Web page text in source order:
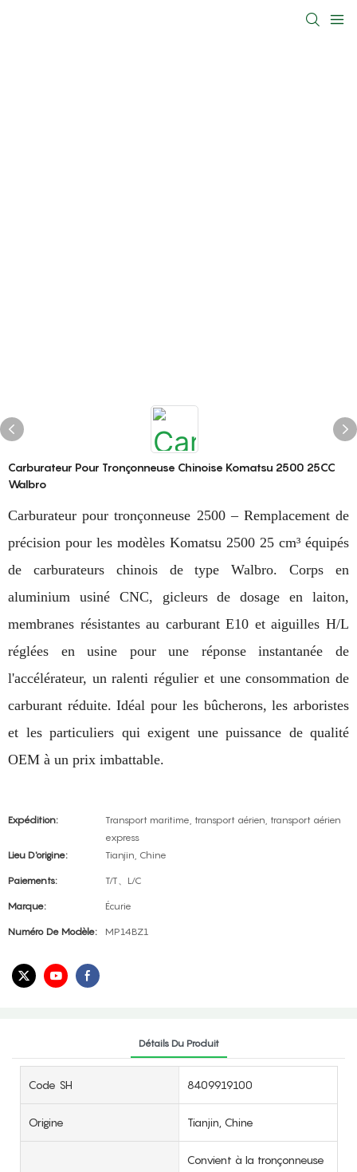
Carburateur Pour Tronçonneuse Chinoise Komatsu 2500 25CC
Walbro
Carburateur pour tronçonneuse 2500 – Remplacement de
précision pour les modèles Komatsu 2500 25 cm³ équipés
de carburateurs chinois de type Walbro. Corps en
aluminium usiné CNC, gicleurs de dosage en laiton,
membranes résistantes au carburant E10 et aiguilles H/L
réglées en usine pour une réponse instantanée de
l'accélérateur, un ralenti régulier et une consommation de
carburant réduite. Idéal pour les bûcherons, les arboristes
et les particuliers qui exigent une puissance de qualité
OEM à un prix imbattable.
Expédition:
Transport maritime, transport aérien, transport aérien
express
Lieu D'origine:
Tianjin, Chine
Paiements: T/T、L/C
Marque: Écurie
Numéro De Modèle: MP14BZ1
Détails Du Produit
Code SH 8409919100
Origine Tianjin, Chine
Convient à la tronçonneuse